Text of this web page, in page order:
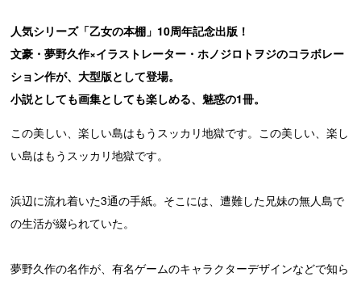
人気シリーズ「乙女の本棚」10周年記念出版！
文豪・夢野久作×イラストレーター・ホノジロトヲジのコラボレー
ション作が、大型版として登場。
小説としても画集としても楽しめる、魅惑の1冊。
この美しい、楽しい島はもうスッカリ地獄です。この美しい、楽し
い島はもうスッカリ地獄です。
浜辺に流れ着いた3通の手紙。そこには、遭難した兄妹の無人島で
の生活が綴られていた。
夢野久作の名作が、有名ゲームのキャラクターデザインなどで知ら